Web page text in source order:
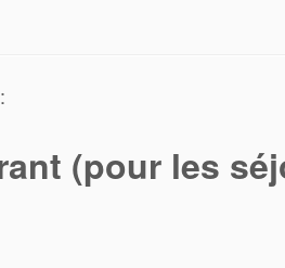
(pour les